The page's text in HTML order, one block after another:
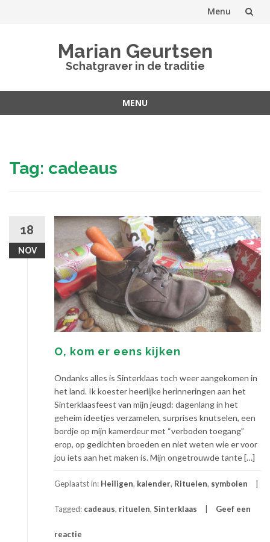
Menu
Marian Geurtsen
Schatgraver in de traditie
MENU
Tag: cadeaus
18
NOV
O, kom er eens kijken
Ondanks alles is Sinterklaas toch weer aangekomen in
het land. Ik koester heerlijke herinneringen aan het
Sinterklaasfeest van mijn jeugd: dagenlang in het
geheim ideetjes verzamelen, surprises knutselen, een
bordje op mijn kamerdeur met “verboden toegang”
erop, op gedichten broeden en niet weten wie er voor
jou iets aan het maken is. Mijn ongetrouwde tante […]
Geplaatst in: Heiligen, kalender, Rituelen, symbolen
Tagged: cadeaus, rituelen, Sinterklaas Geef een
reactie